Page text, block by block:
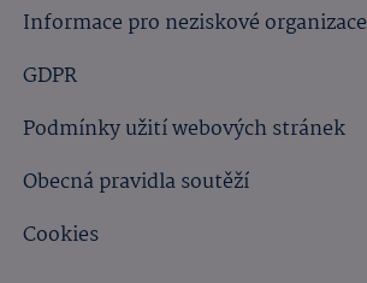
Informace pro neziskové organizace
GDPR
Podmínky užití webových stránek
Obecná pravidla soutěží
Cookies